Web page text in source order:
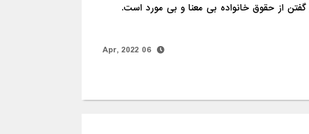
سخن گفتن از حقوق خانواده بی معنا و بی مورد است.
06 Apr, 2022